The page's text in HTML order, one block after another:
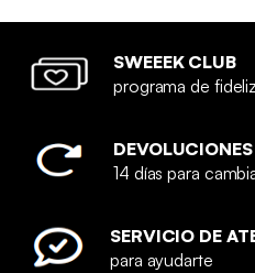
SWEEEK CLUB
programa de
14 días para
SERVICIO DE
para ayudarte